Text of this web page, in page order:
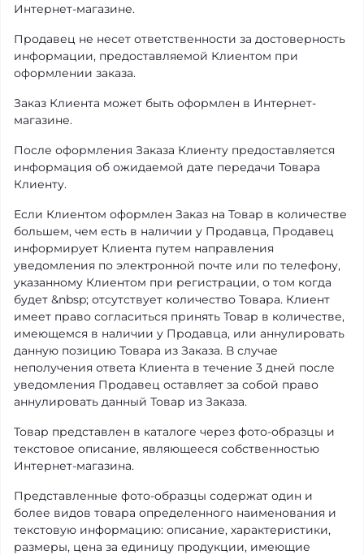
Интернет-магазине.
Продавец не несет ответственности за достоверность
информации, предоставляемой Клиентом при
оформлении заказа.
Заказ Клиента может быть оформлен в Интернет-
магазине.
После оформления Заказа Клиенту предоставляется
информация об ожидаемой дате передачи Товара
Клиенту.
Если Клиентом оформлен Заказ на Товар в количестве
большем, чем есть в наличии у Продавца, Продавец
информирует Клиента путем направления
уведомления по электронной почте или по телефону,
указанному Клиентом при регистрации, о том когда
будет &nbsp; отсутствует количество Товара. Клиент
имеет право согласиться принять Товар в количестве,
имеющемся в наличии у Продавца, или аннулировать
данную позицию Товара из Заказа. В случае
неполучения ответа Клиента в течение 3 дней после
уведомления Продавец оставляет за собой право
аннулировать данный Товар из Заказа.
Товар представлен в каталоге через фото-образцы и
текстовое описание, являющееся собственностью
Интернет-магазина.
Представленные фото-образцы содержат один и
более видов товара определенного наименования и
текстовую информацию: описание, характеристики,
размеры, цена за единицу продукции, имеющие